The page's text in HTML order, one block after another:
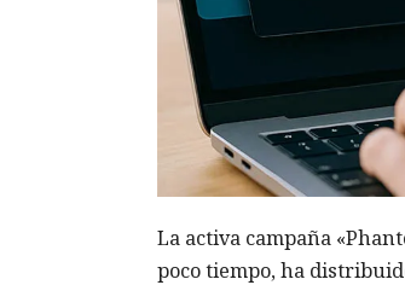
La activa campaña
poco tiempo, ha